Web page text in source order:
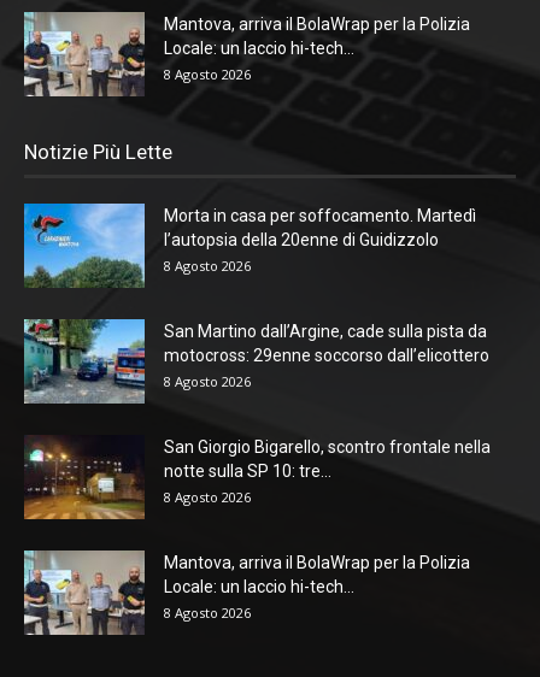
Mantova, arriva il BolaWrap per la Polizia
Locale: un laccio hi-tech...
8 Agosto 2026
Notizie Più Lette
Morta in casa per soffocamento. Martedì
l’autopsia della 20enne di Guidizzolo
8 Agosto 2026
San Martino dall’Argine, cade sulla pista da
motocross: 29enne soccorso dall’elicottero
8 Agosto 2026
San Giorgio Bigarello, scontro frontale nella
notte sulla SP 10: tre...
8 Agosto 2026
Mantova, arriva il BolaWrap per la Polizia
Locale: un laccio hi-tech...
8 Agosto 2026